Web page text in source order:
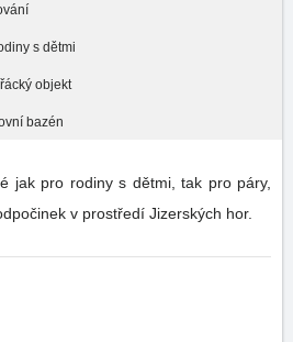
s dětmi
objekt
bazén
jak pro rodiny s dětmi, tak pro páry,
v prostředí Jizerských hor.